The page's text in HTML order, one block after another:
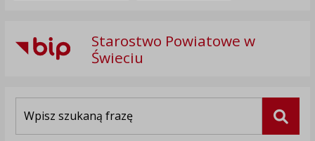
Starostwo Powiatowe w
Świeciu